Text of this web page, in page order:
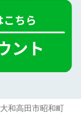
大和高田市昭和町